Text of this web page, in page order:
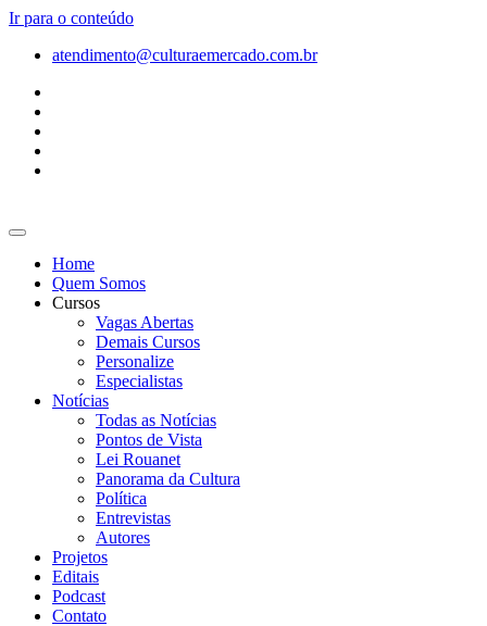
Ir para o conteúdo
atendimento@culturaemercado.com.br
Home
Quem Somos
Cursos
Vagas Abertas
Demais Cursos
Personalize
Especialistas
Notícias
Todas as Notícias
Pontos de Vista
Lei Rouanet
Panorama da Cultura
Política
Entrevistas
Autores
Projetos
Editais
Podcast
Contato